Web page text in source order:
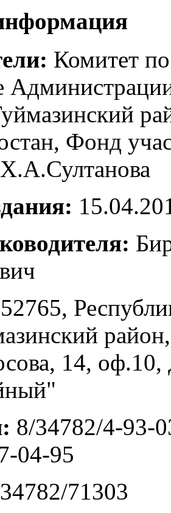
Комитет
Фонд
14,
8/34782/4-93-
04-95
71303